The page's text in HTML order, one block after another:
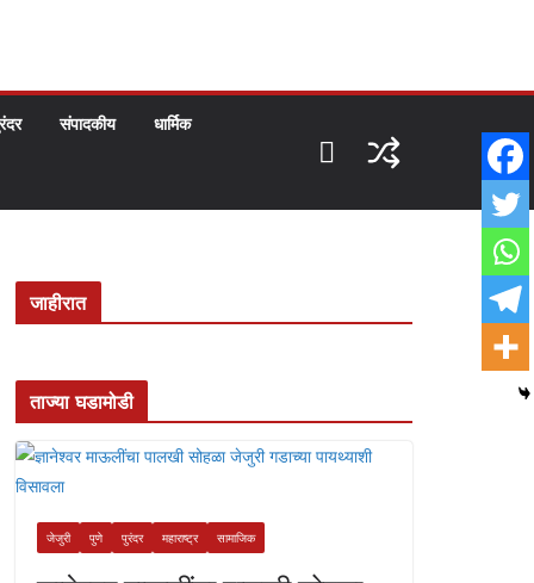
संपादकीय धार्मिक
जाहीरात
ताज्या घडामोडी
जेजुरी पुणे पुरंदर महाराष्ट्र सामाजिक